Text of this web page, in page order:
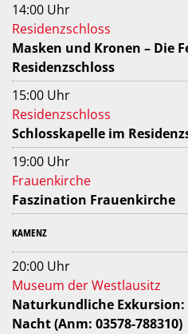
14:00 Uhr
Residenzschloss
Masken und Kronen – Die
Residenzschloss
15:00 Uhr
Residenzschloss
Schlosskapelle im
19:00 Uhr
Frauenkirche
Faszination Frauenkirche
KAMENZ
20:00 Uhr
Museum der Westlausitz
Naturkundliche
Nacht (Anm: 03578-788310)